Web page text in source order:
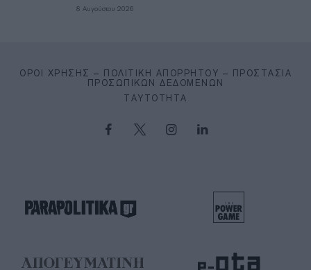
8 Αυγούστου 2026
ΌΡΟΙ ΧΡΉΣΗΣ – ΠΟΛΙΤΙΚΉ ΑΠΟΡΡΉΤΟΥ – ΠΡΟΣΤΑΣΊΑ
ΠΡΟΣΩΠΙΚΏΝ ΔΕΔΟΜΈΝΩΝ
ΤΑΥΤΌΤΗΤΑ